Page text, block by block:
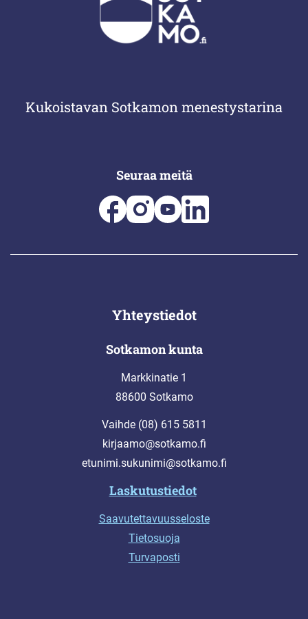
Kukoistavan Sotkamon menestystarina
Seuraa meitä
Yhteystiedot
Sotkamon kunta
Markkinatie 1
88600 Sotkamo
Vaihde (08) 615 5811
kirjaamo@sotkamo.fi
etunimi.sukunimi@sotkamo.fi
Laskutustiedot
Saavutettavuusseloste
Tietosuoja
Turvaposti